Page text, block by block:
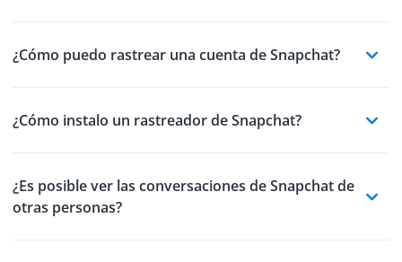
¿Cómo puedo rastrear una cuenta de Snapchat?
¿Cómo instalo un rastreador de Snapchat?
¿Es posible ver las conversaciones de Snapchat de
otras personas?